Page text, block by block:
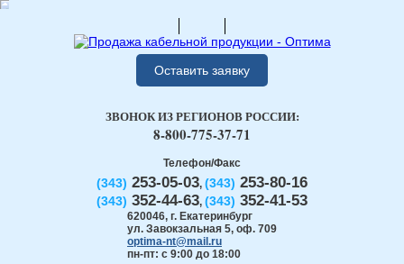
Оставить заявку
Телефон/Факс
(343) 253-05-03, (343) 253-80-16
(343) 352-44-63, (343) 352-41-53
620046, г. Екатеринбург
ул. Завокзальная 5, оф. 709
optima-nt@mail.ru
пн-пт: с 9:00 до 18:00
ЗВОНОК ИЗ РЕГИОНОВ РОССИИ:
8-800-775-37-71